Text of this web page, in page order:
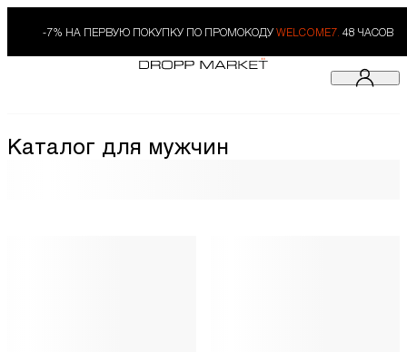
-7% НА ПЕРВУЮ ПОКУПКУ ПО ПРОМОКОДУ WELCOME7. 48 ЧАСОВ
Каталог для мужчин